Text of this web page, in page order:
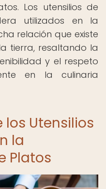
Los utensilios de
utilizados en la
relación que existe
tierra, resaltando la
y el respeto
en la culinaria
los Utensilios
la
Platos